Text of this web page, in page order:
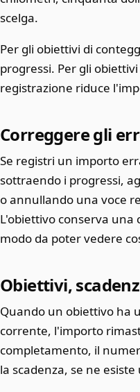
scelga.
Per gli obiettivi di
progressi. Per gli
registrazione riduce
Correggere gli
Se registri un importo
sottraendo i progressi,
o annullando una voce
L'obiettivo conserva una
modo da poter vedere
Obiettivi,
Quando un obiettivo ha
corrente, l'importo
completamento, il
la scadenza, se ne esiste